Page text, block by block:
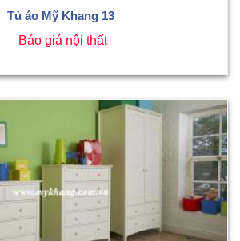
Tủ áo Mỹ Khang 13
Báo giá nội thất